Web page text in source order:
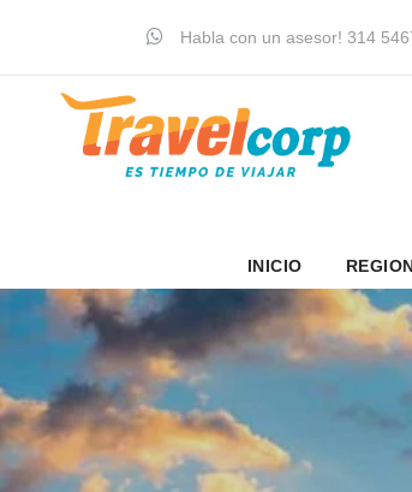
Habla con un asesor! 314
INICIO